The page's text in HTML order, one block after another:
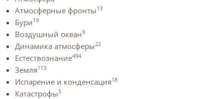
Атмосферные фронты13
Бури19
Воздушный океан9
Динамика атмосферы22
Естествознание494
Земля113
Испарение и конденсация18
Катастрофы5